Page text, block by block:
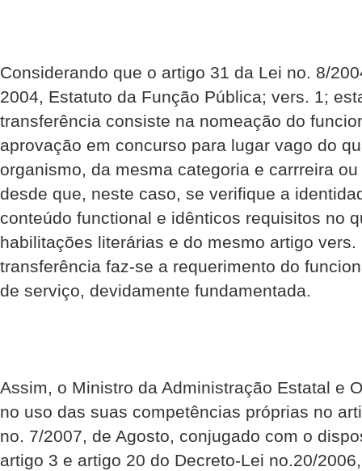
Considerando que o artigo 31 da Lei no. 8/
2004, Estatuto da Função Pública; vers. 1;
transferência consiste na nomeação do
aprovação em concurso para lugar vago do
organismo, da mesma categoria e carrreira
desde que, neste caso, se verifique a
conteúdo functional e idênticos requisitos no
habilitações literárias e do mesmo artigo
transferência faz-se a requerimento do
de serviço, devidamente fundamentada.
Assim, o Ministro da Administração Estatal e
no uso das suas competências próprias no
no. 7/2007, de Agosto, conjugado com o
artigo 3 e artigo 20 do Decreto-Lei no.20/